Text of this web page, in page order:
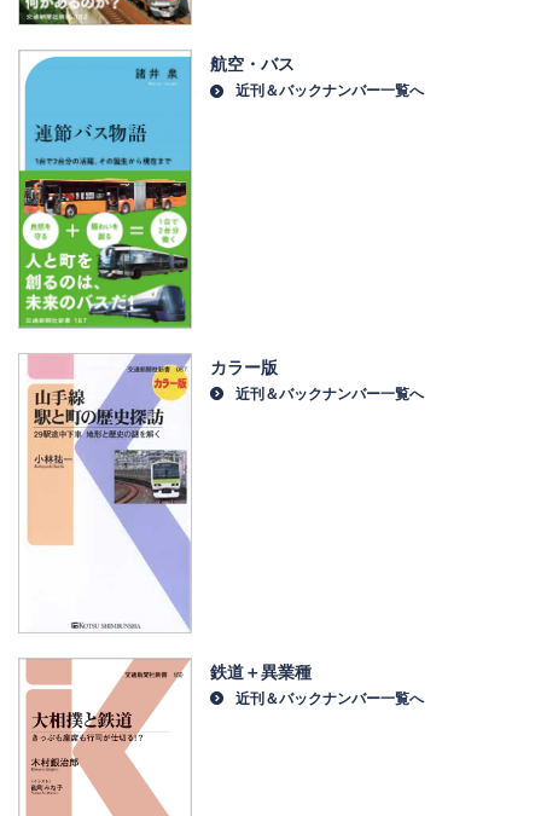
航空・バス
近刊＆バックナンバー一覧へ
カラー版
近刊＆バックナンバー一覧へ
鉄道＋異業種
近刊＆バックナンバー一覧へ